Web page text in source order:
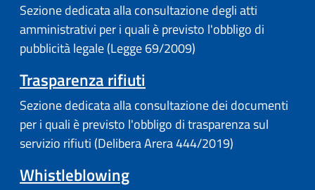
Sezione dedicata alla consultazione degli atti
amministrativi per i quali è previsto l'obbligo di
pubblicità legale (Legge 69/2009)
Trasparenza rifiuti
Sezione dedicata alla consultazione dei documenti
per i quali è previsto l'obbligo di trasparenza sul
servizio rifiuti (Delibera Arera 444/2019)
Whistleblowing